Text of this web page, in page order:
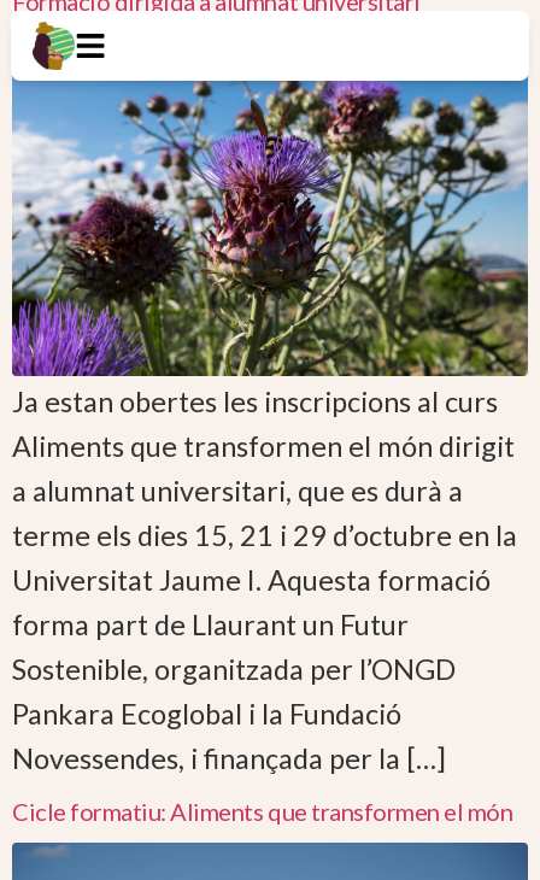
Ja estan obertes les inscripcions al curs
Aliments que transformen el món dirigit
a alumnat universitari, que es durà a
terme els dies 15, 21 i 29 d’octubre en la
Universitat Jaume I. Aquesta formació
forma part de Llaurant un Futur
Sostenible, organitzada per l’ONGD
Pankara Ecoglobal i la Fundació
Novessendes, i finançada per la […]
Cicle formatiu: Aliments que transformen el món